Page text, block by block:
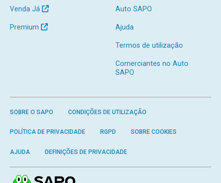
Venda Já
Premium
Auto SAPO
Ajuda
Termos de utilização
Comerciantes no Auto
SAPO
SOBRE O SAPO CONDIÇÕES DE UTILIZAÇÃO
POLÍTICA DE PRIVACIDADE RGPD SOBRE COOKIES
AJUDA DEFINIÇÕES DE PRIVACIDADE